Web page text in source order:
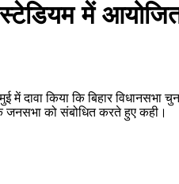
में आयोजित
में दावा किया कि बिहार
जनसभा को संबोधित करते हुए कही।